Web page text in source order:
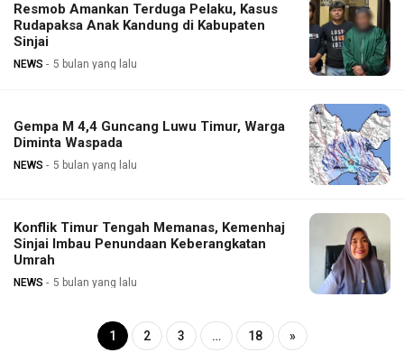
Resmob Amankan Terduga Pelaku, Kasus
Rudapaksa Anak Kandung di Kabupaten
Sinjai
NEWS 5 bulan yang lalu
Gempa M 4,4 Guncang Luwu Timur, Warga
Diminta Waspada
NEWS 5 bulan yang lalu
Konflik Timur Tengah Memanas, Kemenhaj
Sinjai Imbau Penundaan Keberangkatan
Umrah
NEWS 5 bulan yang lalu
1 2 3 … 18 »